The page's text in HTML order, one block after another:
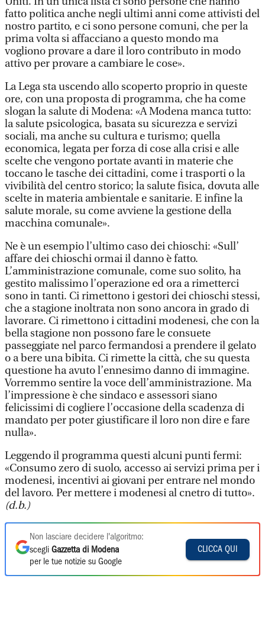
fatto politica anche negli ultimi anni come attivisti del
nostro partito, e ci sono persone comuni, che per la
prima volta si affacciano a questo mondo ma
vogliono provare a dare il loro contributo in modo
attivo per provare a cambiare le cose».
La Lega sta uscendo allo scoperto proprio in queste
ore, con una proposta di programma, che ha come
slogan la salute di Modena: «A Modena manca tutto:
la salute psicologica, basata su sicurezza e servizi
sociali, ma anche su cultura e turismo; quella
economica, legata per forza di cose alla crisi e alle
scelte che vengono portate avanti in materie che
toccano le tasche dei cittadini, come i trasporti o la
vivibilità del centro storico; la salute fisica, dovuta alle
scelte in materia ambientale e sanitarie. E infine la
salute morale, su come avviene la gestione della
macchina comunale».
Ne è un esempio l’ultimo caso dei chioschi: «Sull’
affare dei chioschi ormai il danno è fatto.
L’amministrazione comunale, come suo solito, ha
gestito malissimo l’operazione ed ora a rimetterci
sono in tanti. Ci rimettono i gestori dei chioschi stessi,
che a stagione inoltrata non sono ancora in grado di
lavorare. Ci rimettono i cittadini modenesi, che con la
bella stagione non possono fare le consuete
passeggiate nel parco fermandosi a prendere il gelato
o a bere una bibita. Ci rimette la città, che su questa
questione ha avuto l’ennesimo danno di immagine.
Vorremmo sentire la voce dell’amministrazione. Ma
l’impressione è che sindaco e assessori siano
felicissimi di cogliere l’occasione della scadenza di
mandato per poter giustificare il loro non dire e fare
nulla».
Leggendo il programma questi alcuni punti fermi:
«Consumo zero di suolo, accesso ai servizi prima per i
modenesi, incentivi ai giovani per entrare nel mondo
del lavoro. Per mettere i modenesi al cnetro di tutto».
(d.b.)
Non lasciare decidere l'algoritmo:
scegli Gazzetta di Modena
per le tue notizie su Google
CLICCA QUI